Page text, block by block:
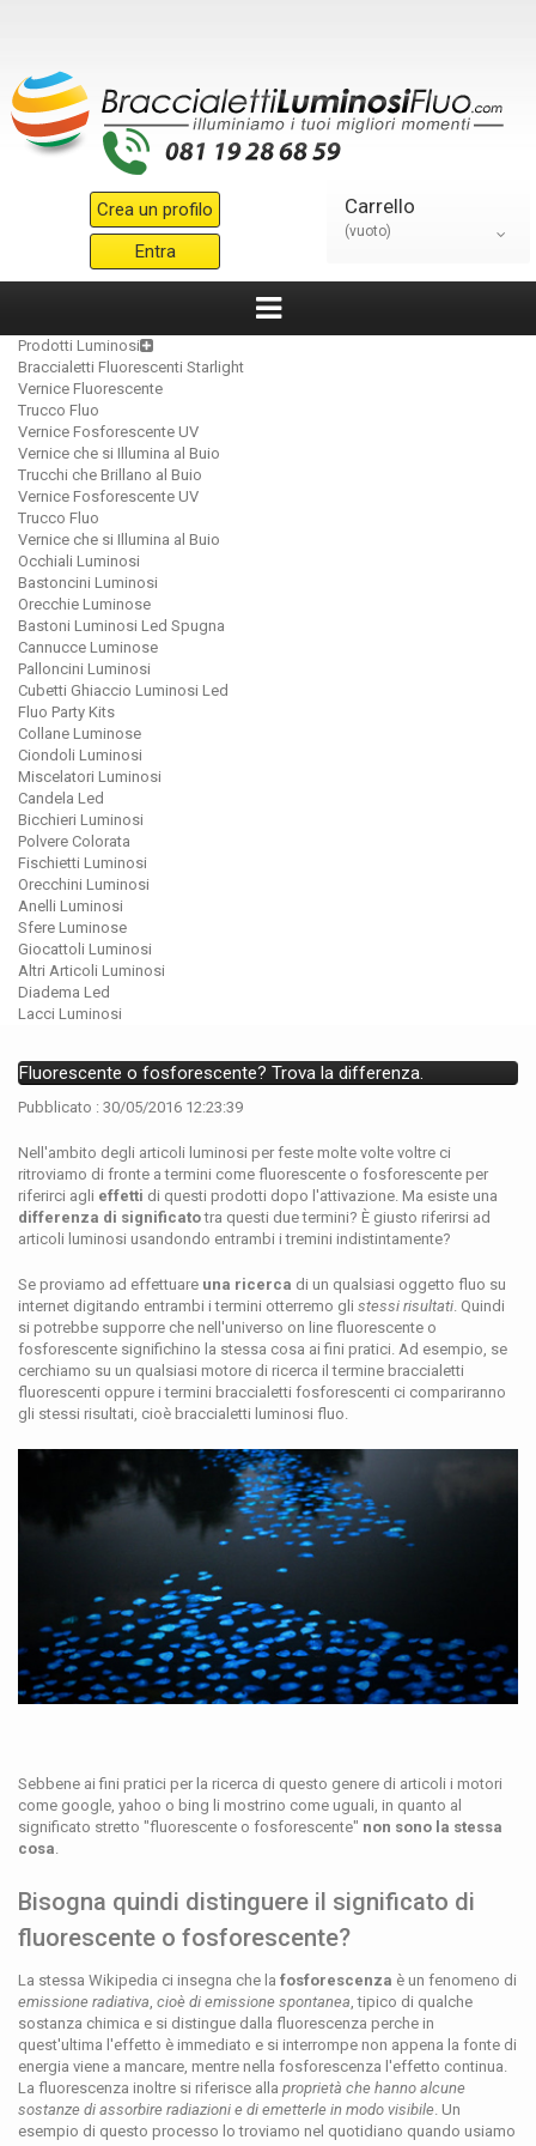
Crea un profilo
Entra
Carrello
(vuoto)
Prodotti Luminosi
Braccialetti Fluorescenti Starlight
Vernice Fluorescente
Trucco Fluo
Vernice Fosforescente UV
Vernice che si Illumina al Buio
Trucchi che Brillano al Buio
Vernice Fosforescente UV
Trucco Fluo
Vernice che si Illumina al Buio
Occhiali Luminosi
Bastoncini Luminosi
Orecchie Luminose
Bastoni Luminosi Led Spugna
Cannucce Luminose
Palloncini Luminosi
Cubetti Ghiaccio Luminosi Led
Fluo Party Kits
Collane Luminose
Ciondoli Luminosi
Miscelatori Luminosi
Candela Led
Bicchieri Luminosi
Polvere Colorata
Fischietti Luminosi
Orecchini Luminosi
Anelli Luminosi
Sfere Luminose
Giocattoli Luminosi
Altri Articoli Luminosi
Diadema Led
Lacci Luminosi
Fluorescente o fosforescente? Trova la differenza.
Pubblicato : 30/05/2016 12:23:39
Nell'ambito degli articoli luminosi per feste molte volte voltre ci
ritroviamo di fronte a termini come fluorescente o fosforescente per
riferirci agli effetti di questi prodotti dopo l'attivazione. Ma esiste una
differenza di significatotra questi due termini? È giusto riferirsi ad
articoli luminosi usandondo entrambi i tremini indistintamente?
Se proviamo ad effettuare una ricerca di un qualsiasi oggetto fluo su
internet digitando entrambi i termini otterremo gli stessi risultati. Quindi
si potrebbe supporre che nell'universo on line fluorescente o
fosforescente significhino la stessa cosa ai fini pratici. Ad esempio, se
cerchiamo su un qualsiasi motore di ricerca il termine braccialetti
fluorescenti oppure i termini braccialetti fosforescenti ci compariranno
gli stessi risultati, cioè braccialetti luminosi fluo.
Sebbene ai fini pratici per la ricerca di questo genere di articoli i motori
come google, yahoo o bing li mostrino come uguali, in quanto al
significato stretto "fluorescente o fosforescente" non sono la stessa
cosa
Bisogna quindi distinguere il significato di
fluorescente o fosforescente?
La stessa Wikipedia ci insegna che la fosforescenza è un fenomeno di
emissione radiativa cioè di emissione spontanea , tipico di qualche
sostanza chimica e si distingue dalla fluorescenza perche in
quest'ultima l'effetto è immediato e si interrompe non appena la fonte di
energia viene a mancare, mentre nella fosforescenza l'effetto continua.
La fluorescenza inoltre si riferisce alla proprietà che hanno alcune
sostanze di assorbire radiazioni e di emetterle in modo visibile . Un
esempio di questo processo lo troviamo nel quotidiano quando usiamo